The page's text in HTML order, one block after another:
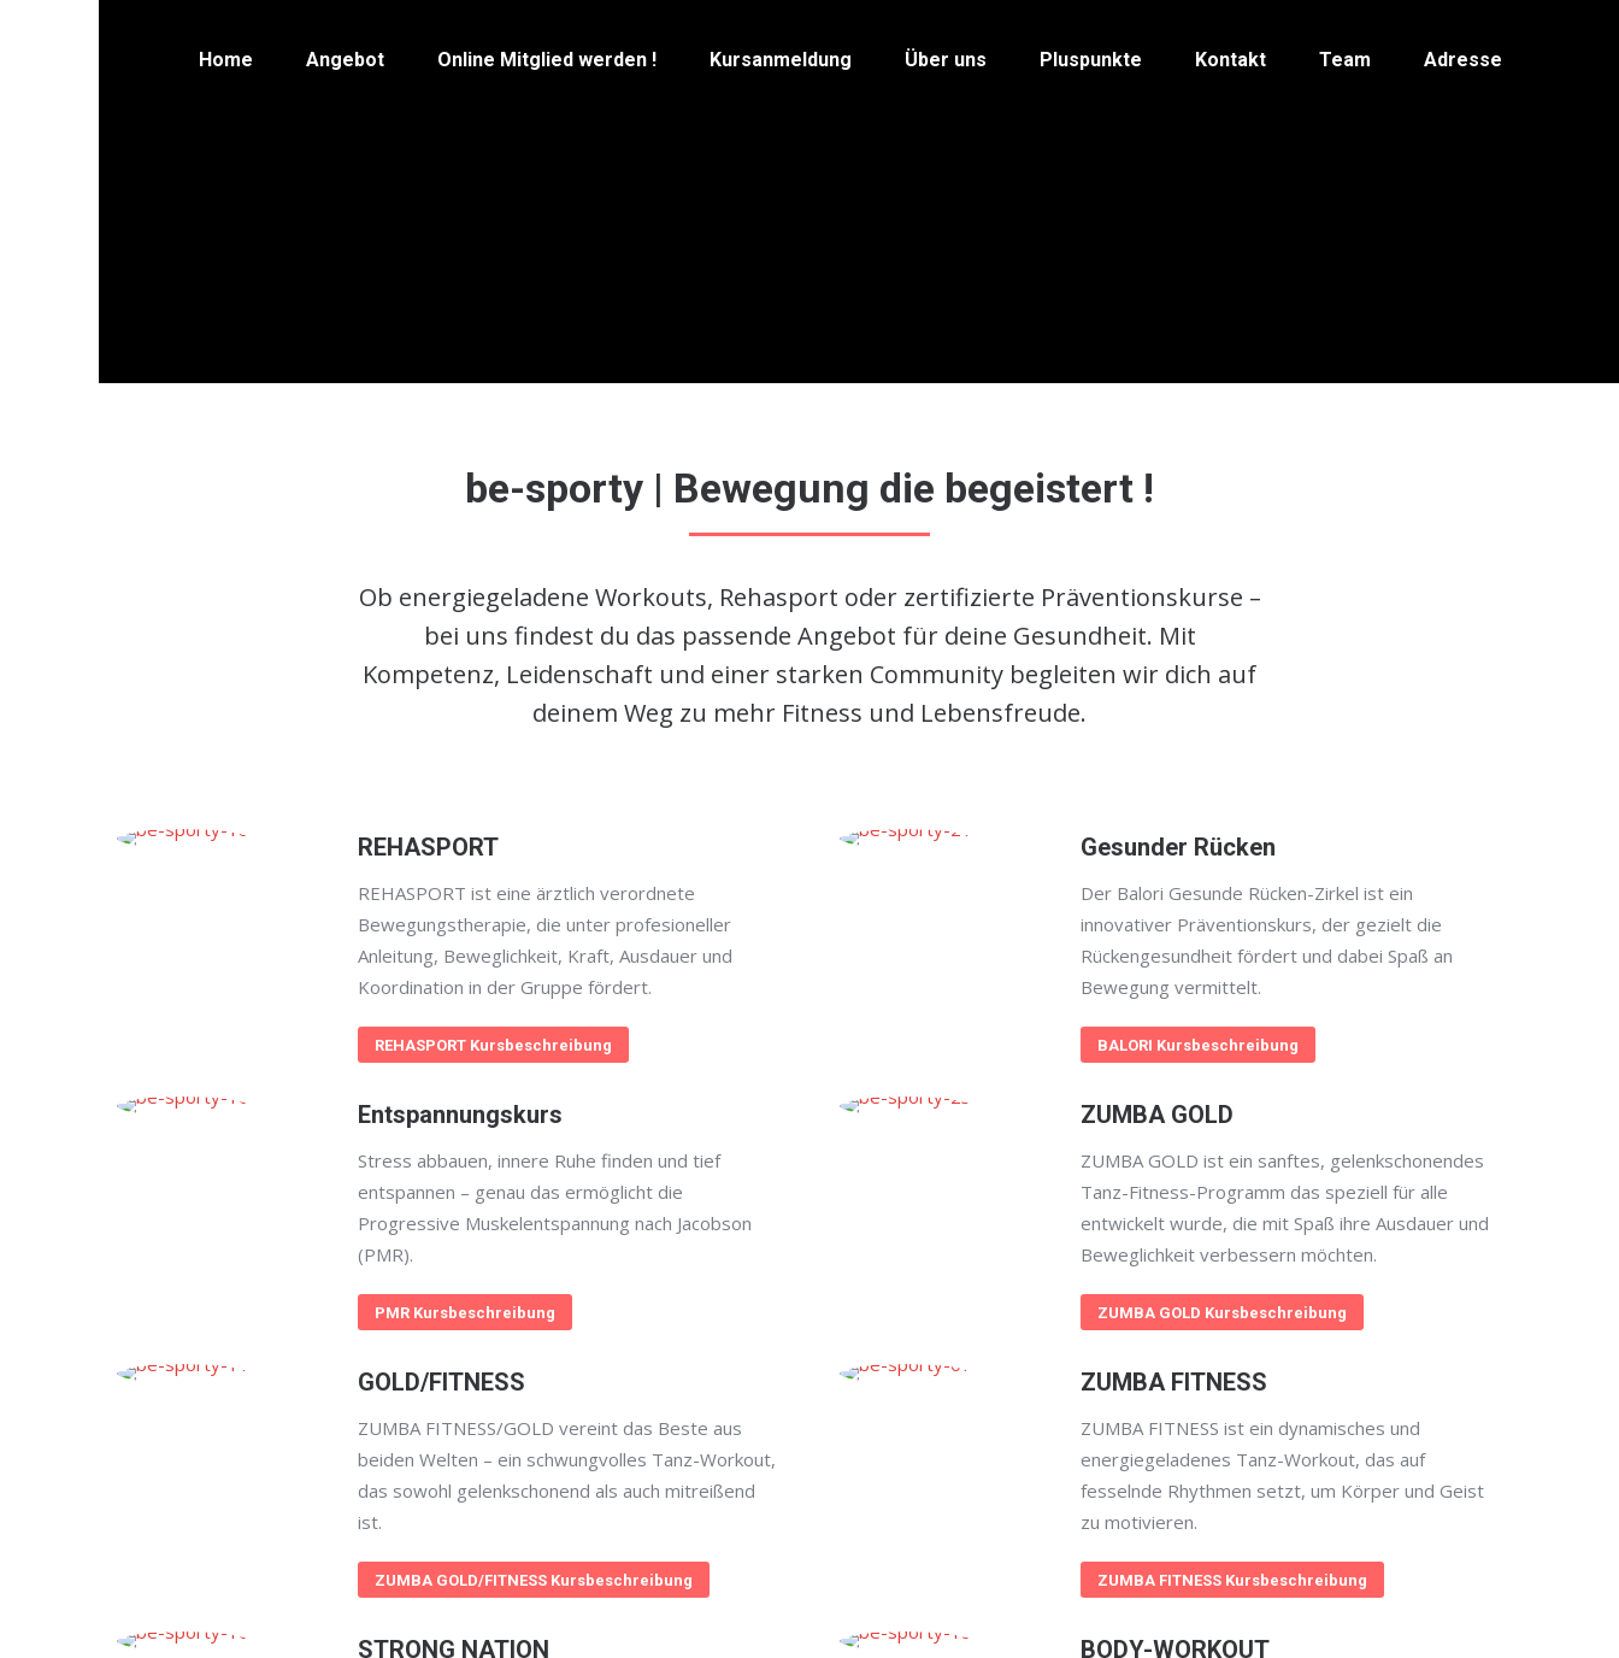
Home Angebot Online Mitglied werden ! Kursanmeldung Über uns Pluspunkte Kontakt Team Adresse
be-sporty | Bewegung die begeistert !
Ob energiegeladene Workouts, Rehasport oder zertifizierte Präventionskurse –
bei uns findest du das passende Angebot für deine Gesundheit. Mit
Kompetenz, Leidenschaft und einer starken Community begleiten wir dich auf
deinem Weg zu mehr Fitness und Lebensfreude.
REHASPORT
REHASPORT ist eine ärztlich verordnete
Bewegungstherapie, die unter profesioneller
Anleitung, Beweglichkeit, Kraft, Ausdauer und
Koordination in der Gruppe fördert.
REHASPORT Kursbeschreibung
Entspannungskurs
Stress abbauen, innere Ruhe finden und tief
entspannen – genau das ermöglicht die
Progressive Muskelentspannung nach Jacobson
(PMR).
PMR Kursbeschreibung
GOLD/FITNESS
ZUMBA FITNESS/GOLD vereint das Beste aus
beiden Welten – ein schwungvolles Tanz-Workout,
das sowohl gelenkschonend als auch mitreißend
ist.
ZUMBA GOLD/FITNESS Kursbeschreibung
STRONG NATION
Gesunder Rücken
Der Balori Gesunde Rücken-Zirkel ist ein
innovativer Präventionskurs, der gezielt die
Rückengesundheit fördert und dabei Spaß an
Bewegung vermittelt.
BALORI Kursbeschreibung
ZUMBA GOLD
ZUMBA GOLD ist ein sanftes, gelenkschonendes
Tanz-Fitness-Programm das speziell für alle
entwickelt wurde, die mit Spaß ihre Ausdauer und
Beweglichkeit verbessern möchten.
ZUMBA GOLD Kursbeschreibung
ZUMBA FITNESS
ZUMBA FITNESS ist ein dynamisches und
energiegeladenes Tanz-Workout, das auf
fesselnde Rhythmen setzt, um Körper und Geist
zu motivieren.
ZUMBA FITNESS Kursbeschreibung
BODY-WORKOUT